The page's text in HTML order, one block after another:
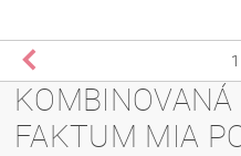
1
FAKTUM MIA